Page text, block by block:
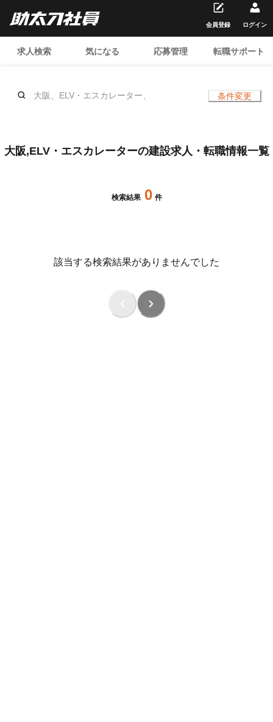
求人検索 気になる 応募管理 転職サポート
会員登録 ログイン
大阪、ELV・エスカレーター、 条件変更
大阪,ELV・エスカレーターの建設求人・転職情報一覧
検索結果 0 件
該当する検索結果がありませんでした